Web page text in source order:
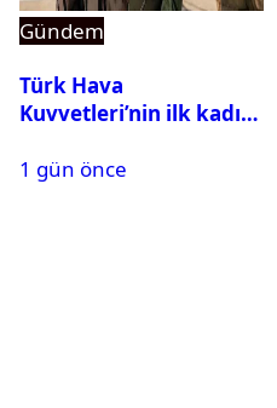
Gündem
Türk Hava
Kuvvetleri’nin ilk kadın
Karapınar hakkında
1 gün önce